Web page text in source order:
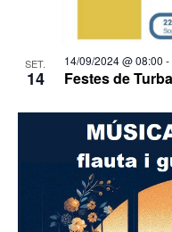
SET.
14 Festes de
14/09/2024 @ 08:00 -